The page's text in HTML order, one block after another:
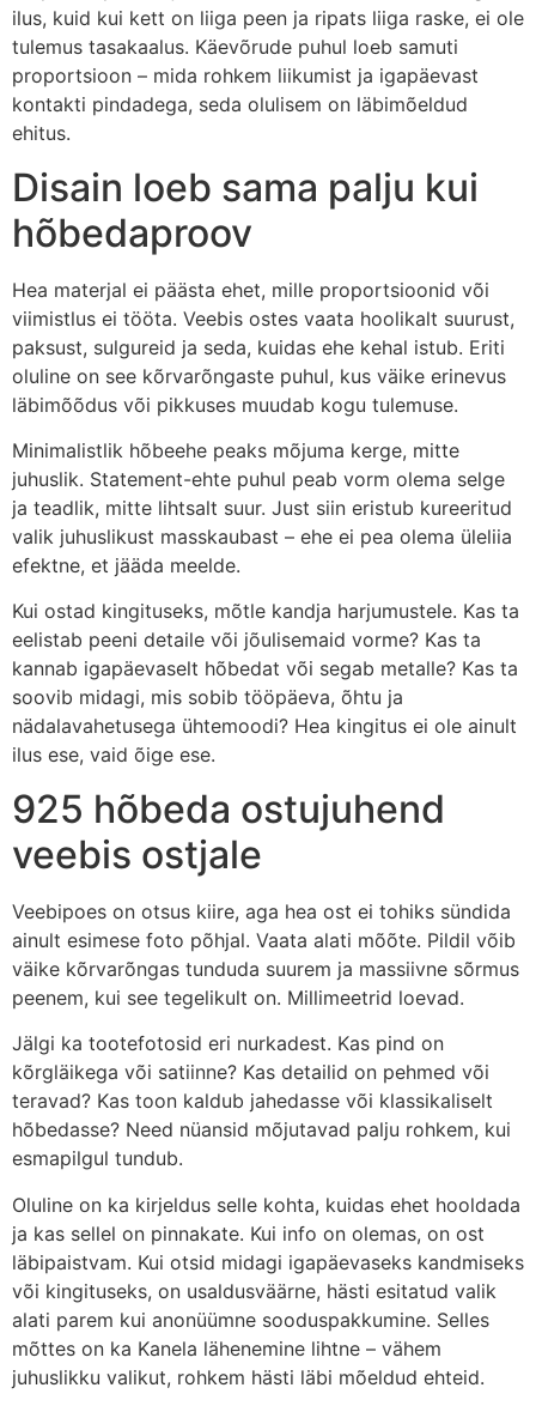
ilus, kuid kui kett on liiga peen ja ripats liiga raske, ei ole
tulemus tasakaalus. Käevõrude puhul loeb samuti
proportsioon – mida rohkem liikumist ja igapäevast
kontakti pindadega, seda olulisem on läbimõeldud
ehitus.
Disain loeb sama palju kui
hõbedaproov
Hea materjal ei päästa ehet, mille proportsioonid või
viimistlus ei tööta. Veebis ostes vaata hoolikalt suurust,
paksust, sulgureid ja seda, kuidas ehe kehal istub. Eriti
oluline on see kõrvarõngaste puhul, kus väike erinevus
läbimõõdus või pikkuses muudab kogu tulemuse.
Minimalistlik hõbeehe peaks mõjuma kerge, mitte
juhuslik. Statement-ehte puhul peab vorm olema selge
ja teadlik, mitte lihtsalt suur. Just siin eristub kureeritud
valik juhuslikust masskaubast – ehe ei pea olema üleliia
efektne, et jääda meelde.
Kui ostad kingituseks, mõtle kandja harjumustele. Kas ta
eelistab peeni detaile või jõulisemaid vorme? Kas ta
kannab igapäevaselt hõbedat või segab metalle? Kas ta
soovib midagi, mis sobib tööpäeva, õhtu ja
nädalavahetusega ühtemoodi? Hea kingitus ei ole ainult
ilus ese, vaid õige ese.
925 hõbeda ostujuhend
veebis ostjale
Veebipoes on otsus kiire, aga hea ost ei tohiks sündida
ainult esimese foto põhjal. Vaata alati mõõte. Pildil võib
väike kõrvarõngas tunduda suurem ja massiivne sõrmus
peenem, kui see tegelikult on. Millimeetrid loevad.
Jälgi ka tootefotosid eri nurkadest. Kas pind on
kõrgläikega või satiinne? Kas detailid on pehmed või
teravad? Kas toon kaldub jahedasse või klassikaliselt
hõbedasse? Need nüansid mõjutavad palju rohkem, kui
esmapilgul tundub.
Oluline on ka kirjeldus selle kohta, kuidas ehet hooldada
ja kas sellel on pinnakate. Kui info on olemas, on ost
läbipaistvam. Kui otsid midagi igapäevaseks kandmiseks
või kingituseks, on usaldusväärne, hästi esitatud valik
alati parem kui anonüümne sooduspakkumine. Selles
mõttes on ka Kanela lähenemine lihtne – vähem
juhuslikku valikut, rohkem hästi läbi mõeldud ehteid.